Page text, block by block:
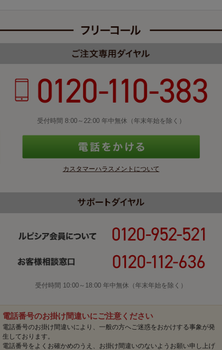
受付時間 8:00～22:00 年中無休（年末年始を除く）
カスタマーハラスメントについて
受付時間 10:00～18:00 年中無休（年末年始を除く）
電話番号のお掛け間違いにご注意ください
電話番号のお掛け間違いにより、一般の方へご迷惑をおかけする事象が発
生しております。
電話番号をよくお確かめのうえ、お掛け間違いのないようお願い申し上げ